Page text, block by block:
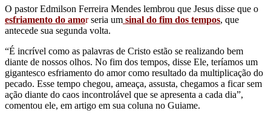
O pastor Edmilson Ferreira Mendes lembrou que Jesus disse que o
esfriamento do amorseria um sinal do fim dos tempos, que
antecede sua segunda volta.
“É incrível como as palavras de Cristo estão se realizando bem
diante de nossos olhos. No fim dos tempos, disse Ele, teríamos um
gigantesco esfriamento do amor como resultado da multiplicação do
pecado. Esse tempo chegou, ameaça, assusta, chegamos a ficar sem
ação diante do caos incontrolável que se apresenta a cada dia”,
comentou ele, em artigo em sua coluna no Guiame.